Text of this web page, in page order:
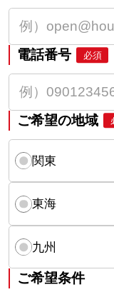
電話番号 必須
ご希望の地域
関東
東海
九州
ご希望条件